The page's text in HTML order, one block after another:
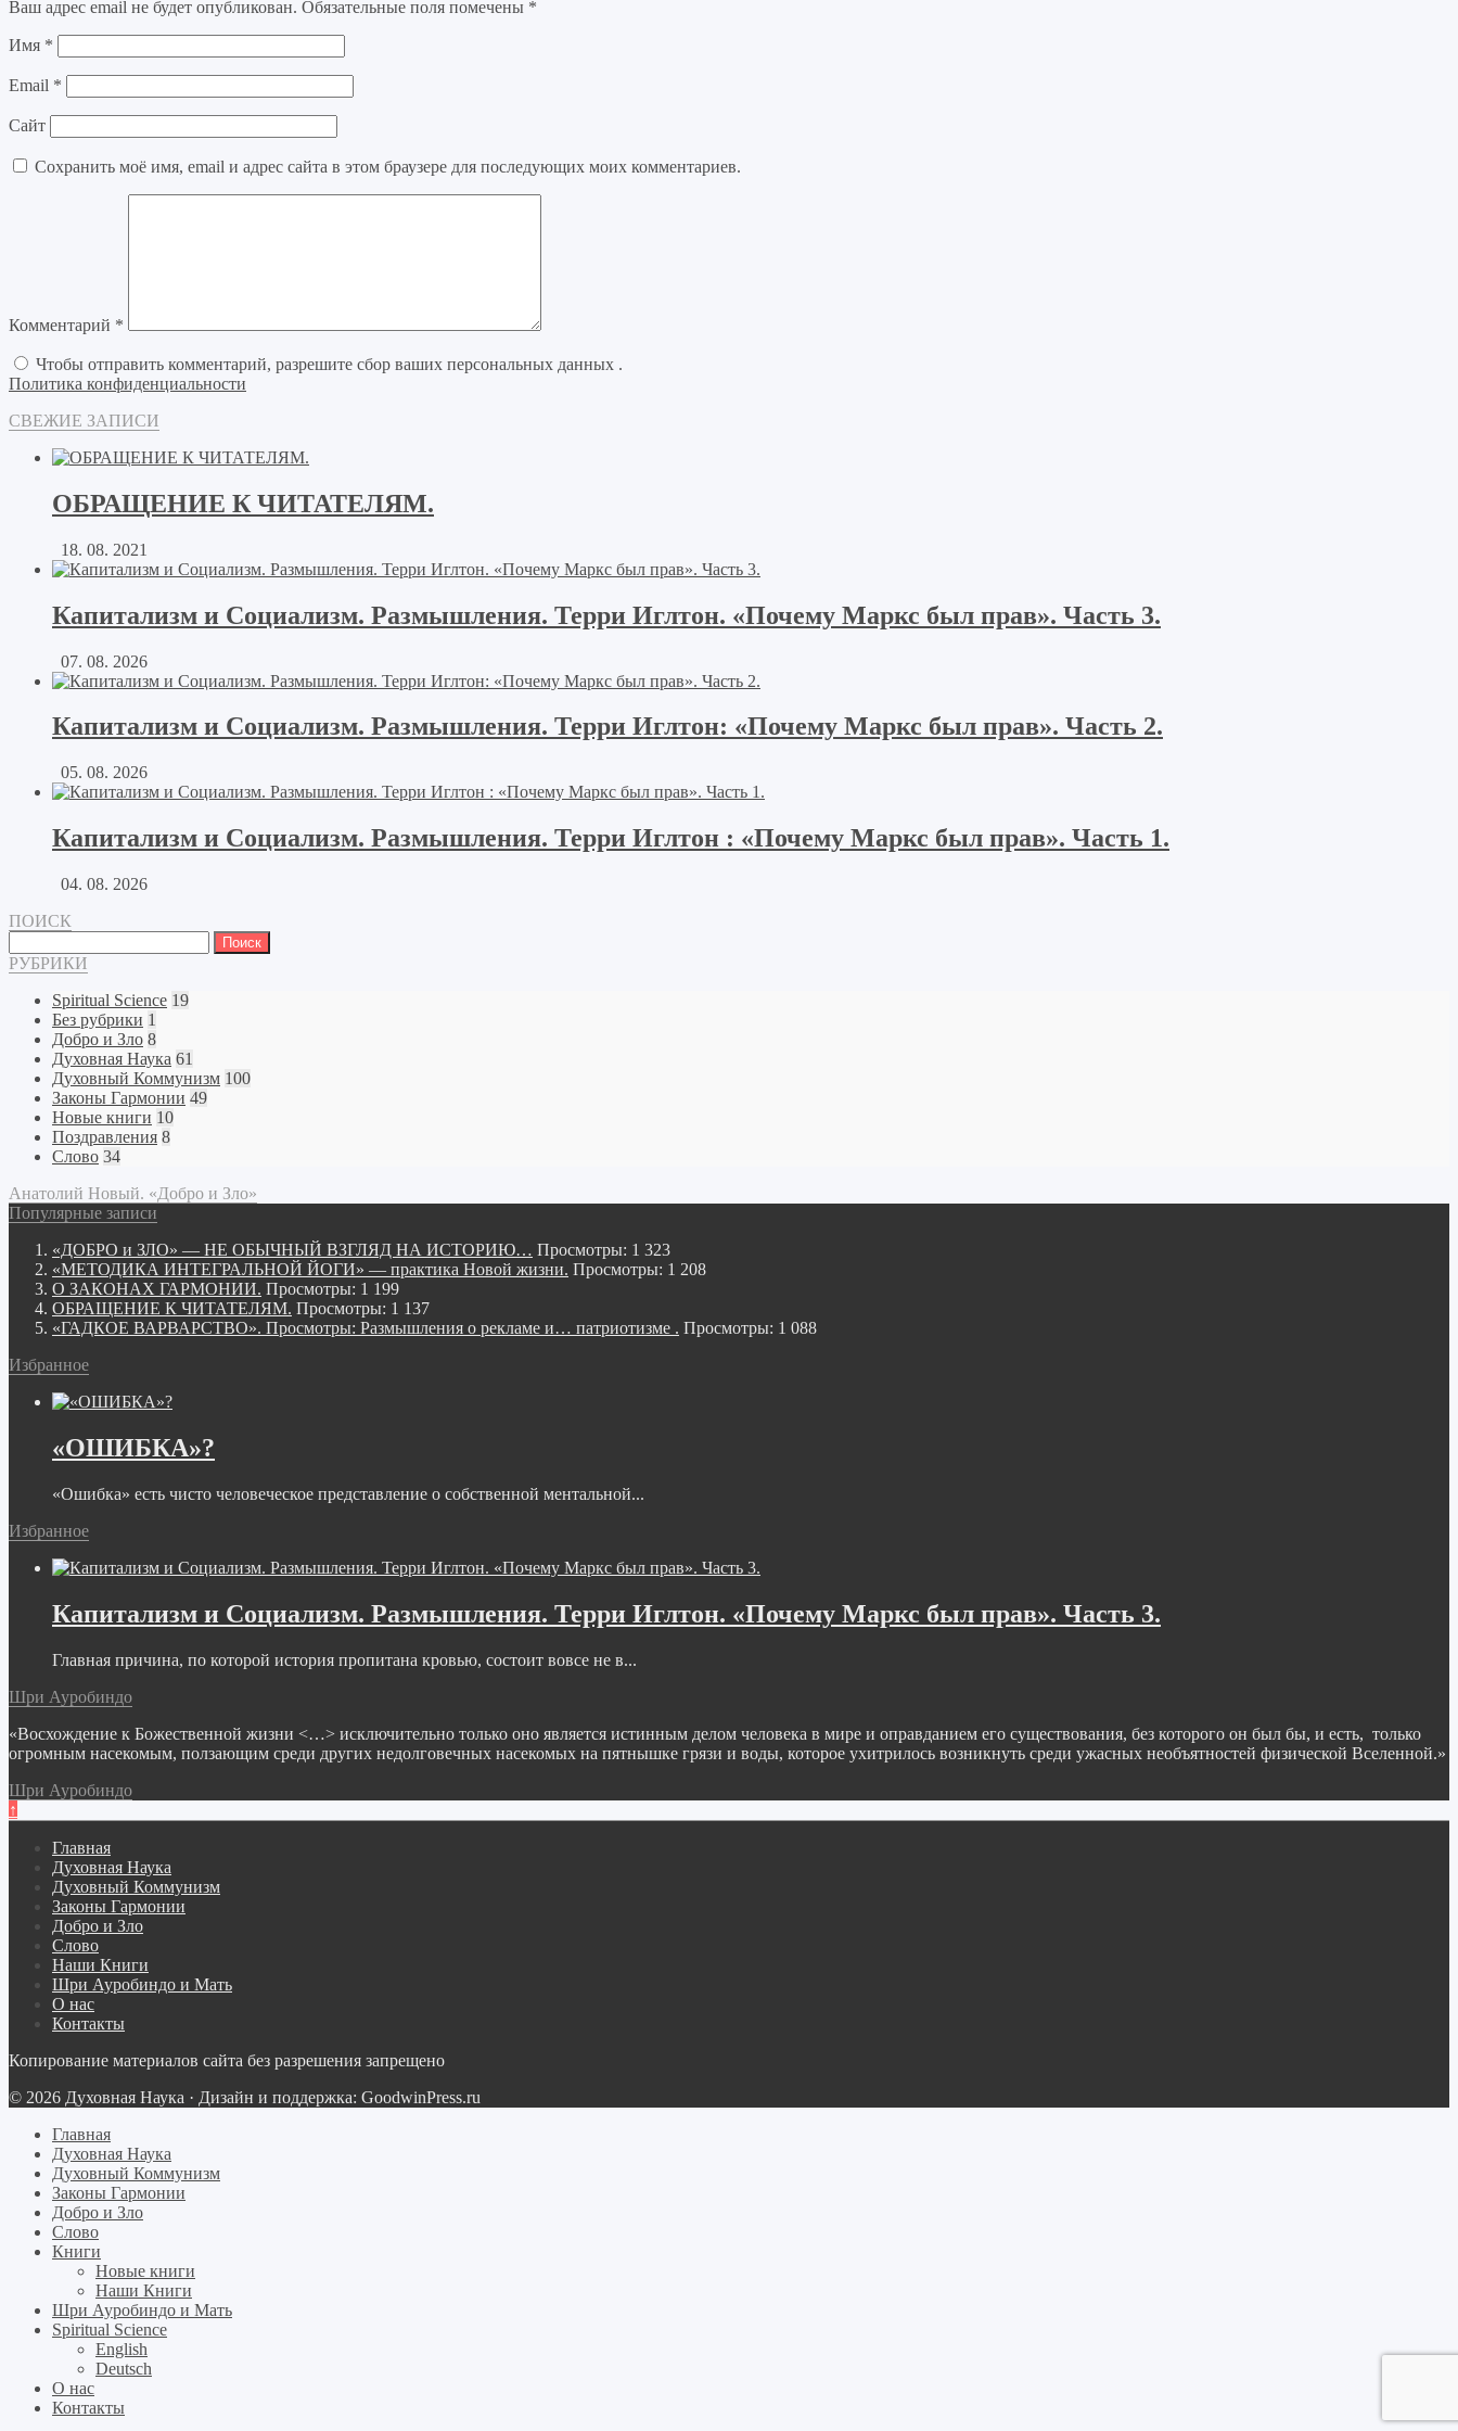
Ваш адрес email не будет опубликован. Обязательные поля помечены *
Имя *
Email *
Сайт
Сохранить моё имя, email и адрес сайта в этом браузере для последующих моих комментариев.
Комментарий *
Чтобы отправить комментарий, разрешите сбор ваших персональных данных .
Политика конфиденциальности
СВЕЖИЕ ЗАПИСИ
ОБРАЩЕНИЕ К ЧИТАТЕЛЯМ.
18. 08. 2021
Капитализм и Социализм. Размышления. Терри Иглтон. «Почему Маркс был прав». Часть 3.
07. 08. 2026
Капитализм и Социализм. Размышления. Терри Иглтон: «Почему Маркс был прав». Часть 2.
05. 08. 2026
Капитализм и Социализм. Размышления. Терри Иглтон : «Почему Маркс был прав». Часть 1.
04. 08. 2026
ПОИСК
РУБРИКИ
Spiritual Science 19
Без рубрики 1
Добро и Зло 8
Духовная Наука 61
Духовный Коммунизм 100
Законы Гармонии 49
Новые книги 10
Поздравления 8
Слово 34
Анатолий Новый. «Добро и Зло»
Популярные записи
«ДОБРО и ЗЛО» — НЕ ОБЫЧНЫЙ ВЗГЛЯД НА ИСТОРИЮ… Просмотры: 1 323
«МЕТОДИКА ИНТЕГРАЛЬНОЙ ЙОГИ» — практика Новой жизни. Просмотры: 1 208
О ЗАКОНАХ ГАРМОНИИ. Просмотры: 1 199
ОБРАЩЕНИЕ К ЧИТАТЕЛЯМ. Просмотры: 1 137
«ГАДКОЕ ВАРВАРСТВО». Просмотры: Размышления о рекламе и… патриотизме . Просмотры: 1 088
Избранное
«ОШИБКА»?
«Ошибка» есть чисто человеческое представление о собственной ментальной...
Избранное
Капитализм и Социализм. Размышления. Терри Иглтон. «Почему Маркс был прав». Часть 3.
Главная причина, по которой история пропитана кровью, состоит вовсе не в...
Шри Ауробиндо
«Восхождение к Божественной жизни <…> исключительно только оно является истинным делом человека в мире и оправданием его существования, без которого он был бы, и есть, только
огромным насекомым, ползающим среди других недолговечных насекомых на пятнышке грязи и воды, которое ухитрилось возникнуть среди ужасных необъятностей физической Вселенной.»
Шри Ауробиндо
↑
Главная
Духовная Наука
Духовный Коммунизм
Законы Гармонии
Добро и Зло
Слово
Наши Книги
Шри Ауробиндо и Мать
О нас
Контакты
Копирование материалов сайта без разрешения запрещено
© 2026 Духовная Наука · Дизайн и поддержка: GoodwinPress.ru
Главная
Духовная Наука
Духовный Коммунизм
Законы Гармонии
Добро и Зло
Слово
Книги
Новые книги
Наши Книги
Шри Ауробиндо и Мать
Spiritual Science
English
Deutsch
О нас
Контакты